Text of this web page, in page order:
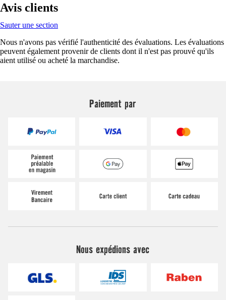
Avis clients
Sauter une section
Nous n'avons pas vérifié l'authenticité des évaluations. Les évaluations
peuvent également provenir de clients dont il n'est pas prouvé qu'ils
aient utilisé ou acheté la marchandise.
Paiement par
Nous expédions avec